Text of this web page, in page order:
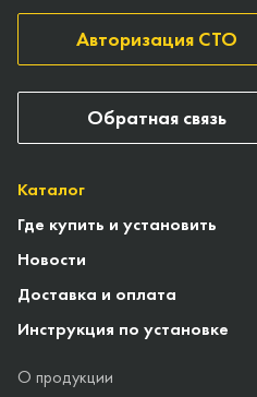
Каталог
Где купить и установить
Новости
Доставка и оплата
Инструкция по установке
О продукции
Авторизация СТО
Обратная связь